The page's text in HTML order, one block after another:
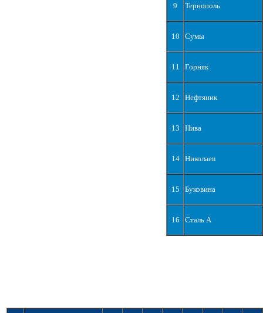
9 Тернополь
10 Сумы
11 Горняк
12 Нефтяник
13 Нива
14 Николаев
15 Буковина
16 Сталь А